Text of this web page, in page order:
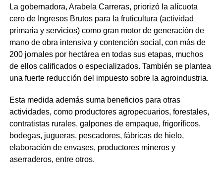
La gobernadora, Arabela Carreras, priorizó la alícuota
cero de Ingresos Brutos para la fruticultura (actividad
primaria y servicios) como gran motor de generación de
mano de obra intensiva y contención social, con más de
200 jornales por hectárea en todas sus etapas, muchos
de ellos calificados o especializados. También se plantea
una fuerte reducción del impuesto sobre la agroindustria.
Esta medida además suma beneficios para otras
actividades, como productores agropecuarios, forestales,
contratistas rurales, galpones de empaque, frigoríficos,
bodegas, jugueras, pescadores, fábricas de hielo,
elaboración de envases, productores mineros y
aserraderos, entre otros.